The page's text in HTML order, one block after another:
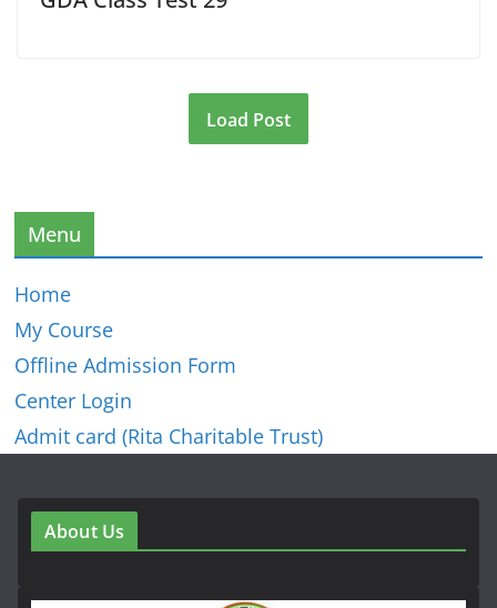
Load Post
Menu
Home
My Course
Offline Admission Form
Center Login
Admit card (Rita Charitable Trust)
About Us